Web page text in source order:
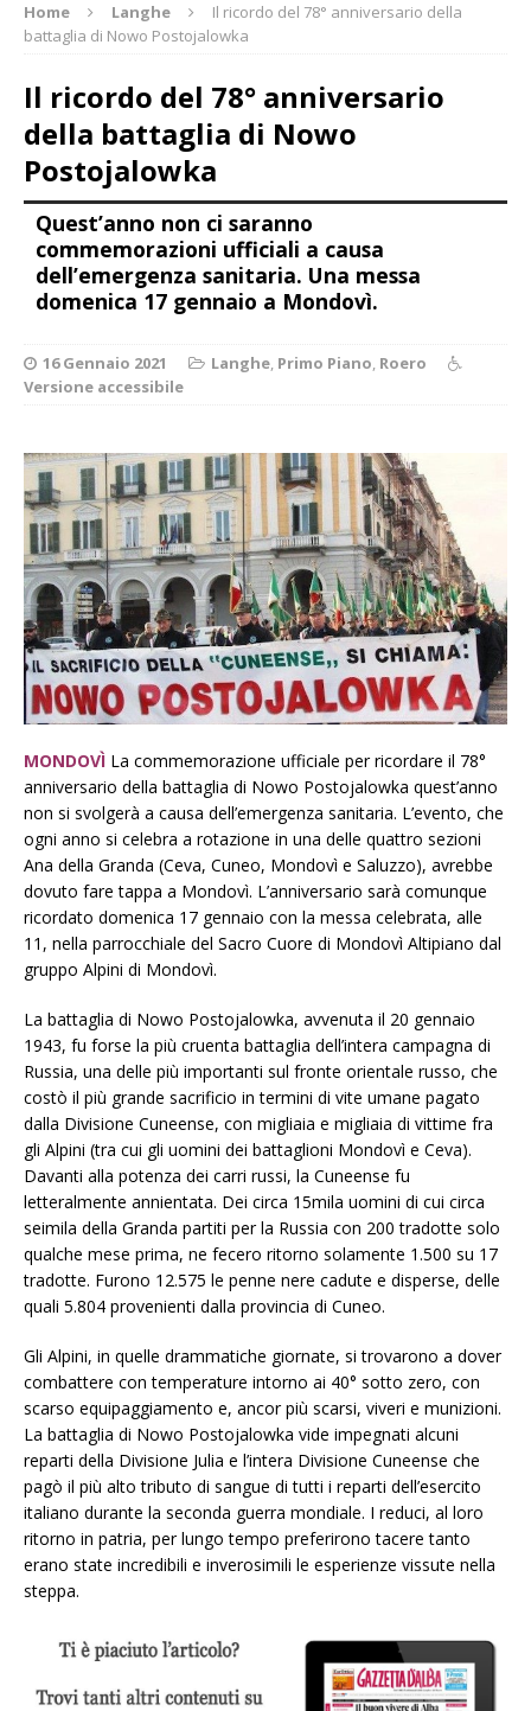
Home Langhe
Il ricordo del 78° anniversario della
battaglia di Nowo Postojalowka
Il ricordo del 78° anniversario
della battaglia di Nowo
Postojalowka
Quest’anno non ci saranno
commemorazioni ufficiali a causa
dell’emergenza sanitaria. Una messa
domenica 17 gennaio a Mondovì.
16 Gennaio 2021 Langhe, Primo Piano, Roero
Versione accessibile
MONDOVÌ La commemorazione ufficiale per ricordare il 78°
anniversario della battaglia di Nowo Postojalowka quest’anno
non si svolgerà a causa dell’emergenza sanitaria. L’evento, che
ogni anno si celebra a rotazione in una delle quattro sezioni
Ana della Granda (Ceva, Cuneo, Mondovì e Saluzzo), avrebbe
dovuto fare tappa a Mondovì. L’anniversario sarà comunque
ricordato domenica 17 gennaio con la messa celebrata, alle
11, nella parrocchiale del Sacro Cuore di Mondovì Altipiano dal
gruppo Alpini di Mondovì.
La battaglia di Nowo Postojalowka, avvenuta il 20 gennaio
1943, fu forse la più cruenta battaglia dell’intera campagna di
Russia, una delle più importanti sul fronte orientale russo, che
costò il più grande sacrificio in termini di vite umane pagato
dalla Divisione Cuneense, con migliaia e migliaia di vittime fra
gli Alpini (tra cui gli uomini dei battaglioni Mondovì e Ceva).
Davanti alla potenza dei carri russi, la Cuneense fu
letteralmente annientata. Dei circa 15mila uomini di cui circa
seimila della Granda partiti per la Russia con 200 tradotte solo
qualche mese prima, ne fecero ritorno solamente 1.500 su 17
tradotte. Furono 12.575 le penne nere cadute e disperse, delle
quali 5.804 provenienti dalla provincia di Cuneo.
Gli Alpini, in quelle drammatiche giornate, si trovarono a dover
combattere con temperature intorno ai 40° sotto zero, con
scarso equipaggiamento e, ancor più scarsi, viveri e munizioni.
La battaglia di Nowo Postojalowka vide impegnati alcuni
reparti della Divisione Julia e l’intera Divisione Cuneense che
pagò il più alto tributo di sangue di tutti i reparti dell’esercito
italiano durante la seconda guerra mondiale. I reduci, al loro
ritorno in patria, per lungo tempo preferirono tacere tanto
erano state incredibili e inverosimili le esperienze vissute nella
steppa.